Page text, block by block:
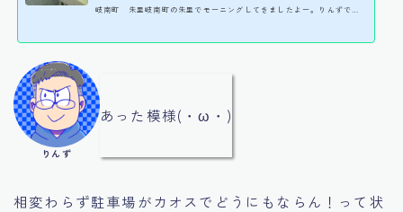
岐南町 朱里岐南町の朱里でモーニングしてきましたよー。りんずで
ちってことも。とりあえず行ってみたよ！ 朱里のモーニングけっこう昔
からやってた気がする岐南町の朱里。目の前の道...
りんず
あった模様(・ω・)
相変わらず駐車場がカオスでどうにもならん！って状